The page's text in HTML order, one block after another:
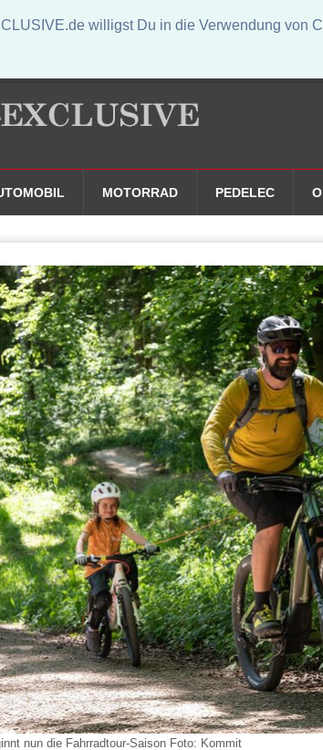
willigst Du in die Verwendung
MOTORRAD PEDELEC
nun die Fahrradtour-Saison Foto: Kommit